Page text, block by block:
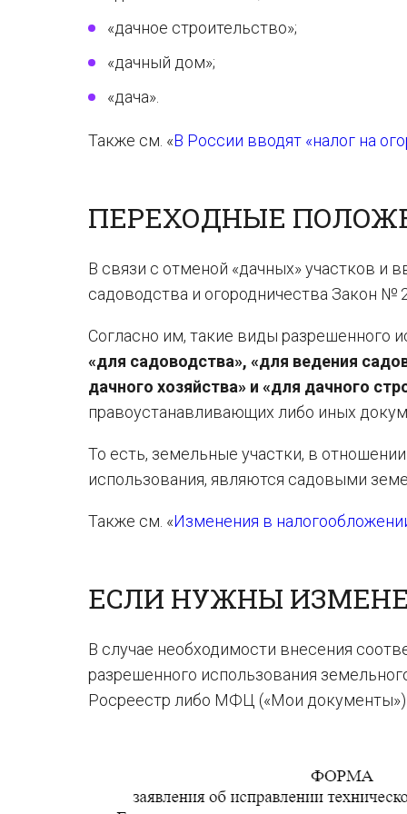
«дачное строительство»;
«дачный дом»;
«дача».
Также см. «В России вводят «налог на
ПЕРЕХОДНЫЕ
В связи с отменой «дачных» участков и
садоводства и огородничества Закон
Согласно им, такие виды разрешенного
«для садоводства», «для ведения
дачного хозяйства» и «для дачного
правоустанавливающих либо иных
То есть, земельные участки, в
использования, являются садовыми
Также см. «Изменения в
ЕСЛИ НУЖНЫ
В случае необходимости внесения
разрешенного использования
Росреестр либо МФЦ («Мои документы»)